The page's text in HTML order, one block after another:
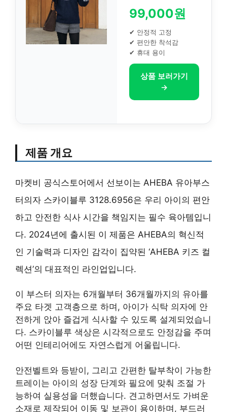
99,000원
✔ 안정적 고정
✔ 편안한 착석감
✔ 휴대 용이
상품 보러가기
→
제품 개요
마켓비 공식스토어에서 선보이는 AHEBA 유아부스
터의자 스카이블루 3128.6956은 우리 아이의 편안
하고 안전한 식사 시간을 책임지는 필수 육아템입니
다. 2024년에 출시된 이 제품은 AHEBA의 혁신적
인 기술력과 디자인 감각이 집약된 ‘AHEBA 키즈 컬
렉션’의 대표적인 라인업입니다.
이 부스터 의자는 6개월부터 36개월까지의 유아를
주요 타겟 고객층으로 하며, 아이가 식탁 의자에 안
전하게 앉아 즐겁게 식사할 수 있도록 설계되었습니
다. 스카이블루 색상은 시각적으로도 안정감을 주며
어떤 인테리어에도 자연스럽게 어울립니다.
안전벨트와 등받이, 그리고 간편한 탈부착이 가능한
트레이는 아이의 성장 단계와 필요에 맞춰 조절 가
능하여 실용성을 더했습니다. 견고하면서도 가벼운
소재로 제작되어 이동 및 보관이 용이하며, 부드러